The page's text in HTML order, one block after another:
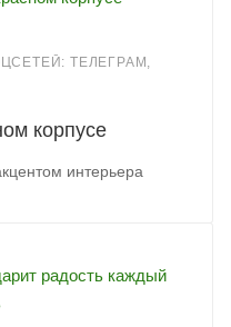
ТЕЛЕГРАМ,
корпусе
интерьера